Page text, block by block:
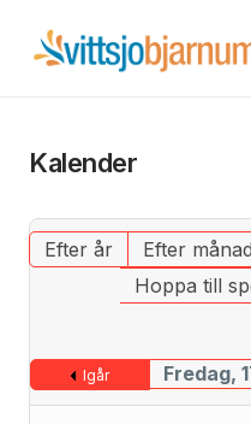
Kalender
Efter år Efter månad
Hoppa till
Igår Fredag,